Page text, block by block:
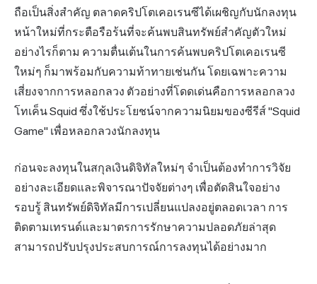
ถือเป็นสิ่งสำคัญ ตลาดคริปโตเคอเรนซีได้เผชิญกับนักลงทุน
หน้าใหม่ที่กระตือรือร้นที่จะค้นพบสินทรัพย์สำคัญตัวใหม่
อย่างไรก็ตาม ความตื่นเต้นในการค้นพบคริปโตเคอเรนซี
ใหม่ๆ ก็มาพร้อมกับความท้าทายเช่นกัน โดยเฉพาะความ
เสี่ยงจากการหลอกลวง ตัวอย่างที่โดดเด่นคือการหลอกลวง
โทเค็น Squid ซึ่งใช้ประโยชน์จากความนิยมของซีรีส์ "Squid
Game" เพื่อหลอกลวงนักลงทุน
ก่อนจะลงทุนในสกุลเงินดิจิทัลใหม่ๆ จำเป็นต้องทำการวิจัย
อย่างละเอียดและพิจารณาปัจจัยต่างๆ เพื่อตัดสินใจอย่าง
รอบรู้ สินทรัพย์ดิจิทัลมีการเปลี่ยนแปลงอยู่ตลอดเวลา การ
ติดตามเทรนด์และมาตรการรักษาความปลอดภัยล่าสุด
สามารถปรับปรุงประสบการณ์การลงทุนได้อย่างมาก